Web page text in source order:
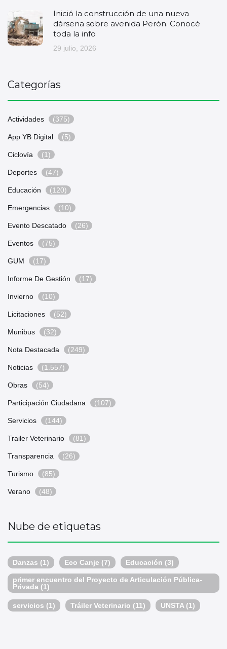
Inició la construcción de una nueva
dársena sobre avenida Perón. Conocé
toda la info
29 julio, 2026
Categorías
Actividades (375)
App YB Digital (5)
Ciclovía (1)
Deportes (47)
Educación (120)
Emergencias (10)
Evento Descatado (26)
Eventos (75)
GUM (17)
Informe De Gestión (17)
Invierno (10)
Licitaciones (52)
Munibus (32)
Nota Destacada (249)
Noticias (1.557)
Obras (54)
Participación Ciudadana (107)
Servicios (144)
Trailer Veterinario (81)
Transparencia (26)
Turismo (85)
Verano (48)
Nube de etiquetas
Danzas (1) Eco Canje (7) Educación (3)
primer encuentro del Proyecto de Articulación Pública-
Privada (1)
servicios (1) Tráiler Veterinario (11) UNSTA (1)